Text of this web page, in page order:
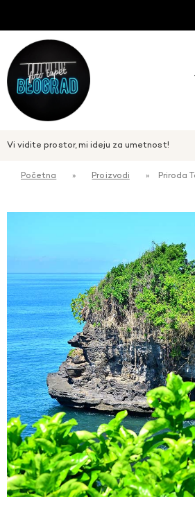
Vi vidite prostor, mi ideju za umetnost!
Početna » Proizvodi » Priroda